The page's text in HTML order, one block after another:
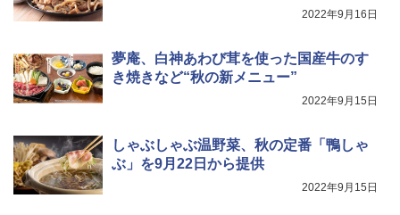
2022年9月16日
夢庵、白神あわび茸を使った国産牛のす
き焼きなど“秋の新メニュー”
2022年9月15日
しゃぶしゃぶ温野菜、秋の定番「鴨しゃ
ぶ」を9月22日から提供
2022年9月15日